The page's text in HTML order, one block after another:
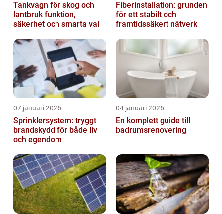
Tankvagn för skog och
lantbruk funktion,
säkerhet och smarta val
Fiberinstallation: grunden
för ett stabilt och
framtidssäkert nätverk
07 januari 2026
Sprinklersystem: tryggt
brandskydd för både liv
och egendom
04 januari 2026
En komplett guide till
badrumsrenovering